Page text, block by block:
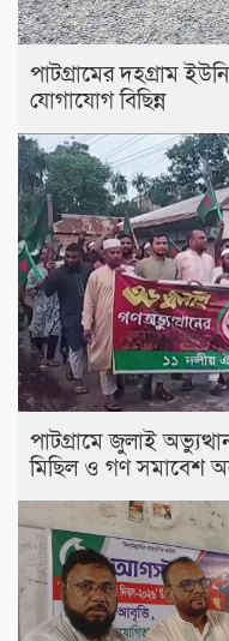
পাটগ্রামের দহগ্রাম
যোগাযোগ বিছিন্ন
পাটগ্রামে জুলাই
মিছিল ও গণ সমাবেশ